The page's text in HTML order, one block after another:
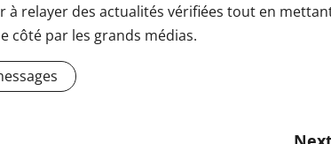
à relayer des actualités vérifiées tout en
côté par les grands médias.